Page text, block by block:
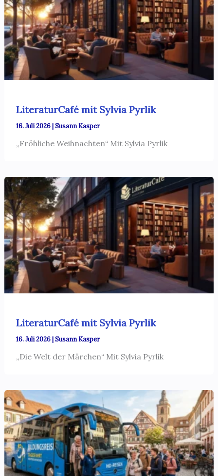
LiteraturCafé mit Sylvia Pyrlik
16. Juli 2026|Susann Kasper
„Fröhliche Weihnachten“ Mit Sylvia Pyrlik
LiteraturCafé mit Sylvia Pyrlik
16. Juli 2026|Susann Kasper
„Die Welt der Märchen“ Mit Sylvia Pyrlik